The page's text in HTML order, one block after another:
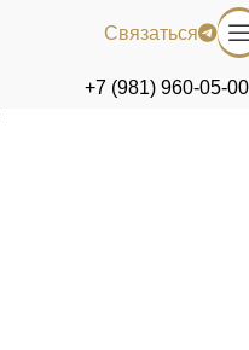
Связаться
+7 (981) 960-05-00